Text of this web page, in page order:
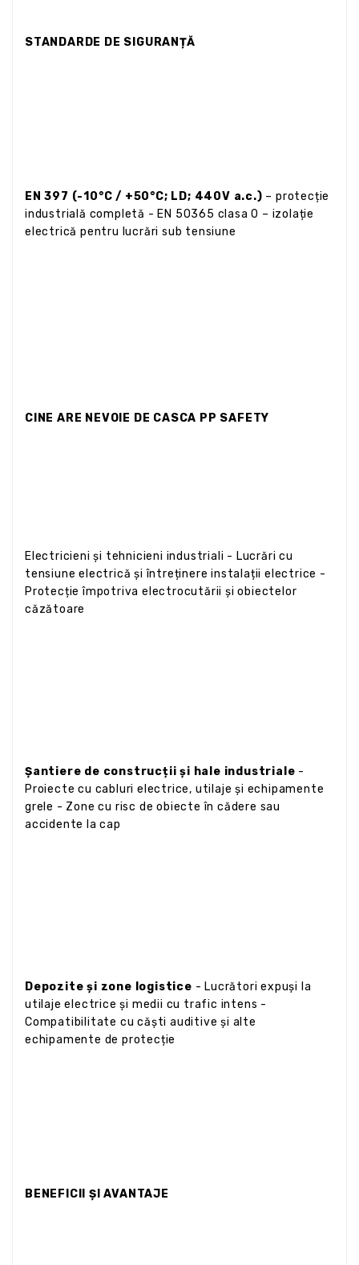
STANDARDE DE SIGURANȚĂ
EN 397 (-10°C / +50°C; LD; 440V a.c.) – protecție
industrială completă - EN 50365 clasa 0 – izolație
electrică pentru lucrări sub tensiune
CINE ARE NEVOIE DE CASCA PP SAFETY
Electricieni și tehnicieni industriali - Lucrări cu
tensiune electrică și întreținere instalații electrice -
Protecție împotriva electrocutării și obiectelor
căzătoare
Șantiere de construcții și hale industriale -
Proiecte cu cabluri electrice, utilaje și echipamente
grele - Zone cu risc de obiecte în cădere sau
accidente la cap
Depozite și zone logistice - Lucrători expuși la
utilaje electrice și medii cu trafic intens -
Compatibilitate cu căști auditive și alte
echipamente de protecție
BENEFICII ȘI AVANTAJE